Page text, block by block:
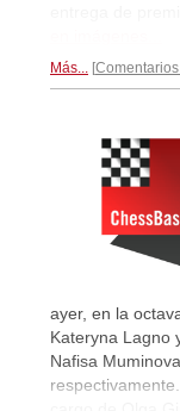
Más... Comentarios
ayer, en la
Kateryna Lagno
Nafisa